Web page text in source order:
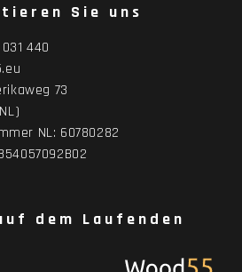
Sie uns
440
73
NL: 60780282
dem Laufenden